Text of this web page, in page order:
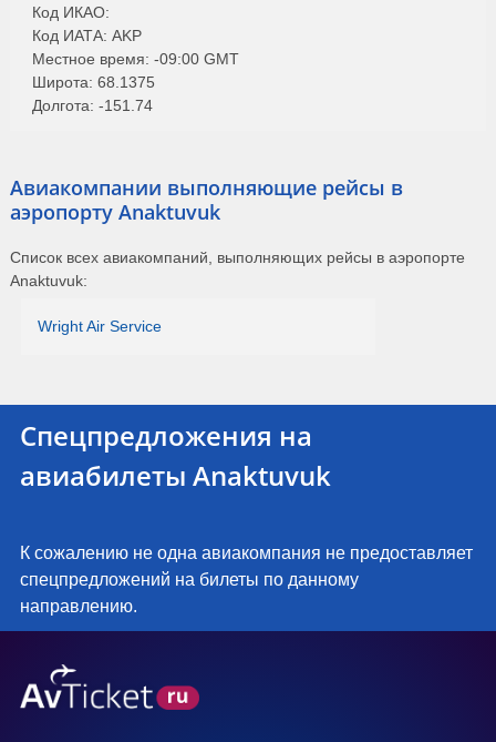
Код ИКАО:
Код ИАТА: AKP
Местное время: -09:00 GMT
Широта: 68.1375
Долгота: -151.74
Авиакомпании выполняющие рейсы в
аэропорту Anaktuvuk
Список всех авиакомпаний, выполняющих рейсы в аэропорте
Anaktuvuk:
Wright Air Service
Спецпредложения на
авиабилеты Anaktuvuk
К сожалению не одна авиакомпания не предоставляет
спецпредложений на билеты по данному
направлению.